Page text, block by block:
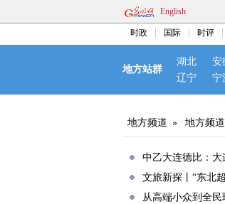
English
时政 国际 时评
地方站群
湖北 安
辽宁
宁
地方频道 » 地方频
中乙大连德比：大
文旅新探丨“东北
从高端小众到全